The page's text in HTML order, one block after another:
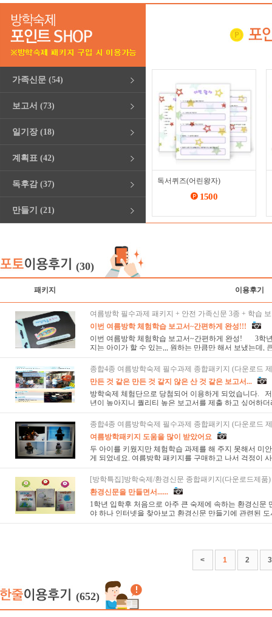
가족신문 (54)
보고서 (73)
일기장 (18)
계획표 (42)
독후감 (37)
만들기 (21)
독서퀴즈(어린왕자)
1500
(30)
패키지 이용후기
여름방학 필수과제 패키지 + 안전 가족신문 3종 + 학습
이번 여름방학 체험학습 보고서~간편하게 완성!!!
이번 여름방학 체험학습 보고서~간편하게 완성! 3학
지는 아이가 할 수 있는,,, 원하는 만큼만 해서 보냈는데,
종합4종 여름방학숙제 필수과제 종합패키지 (다운로드
만든 것 같은 만든 것 같지 않은 산 것 같은 보고서...
방학숙제 체험단으로 당첨되어 이용하게 되었습니다.
년이 높아지니 퀄리티 높은 보고서를 제출 하고 싶어하
종합4종 여름방학숙제 필수과제 종합패키지 (다운로드
여름방학패키지 도움을 많이 받았어요
두 아이를 키웠지만 체험학습 과제를 해 주지 못해서 미
게 되었네요. 여름방학 패키지를 구매하고 나서 걱정이
[방학특집]방학숙제/환경신문 종합패키지(다운로드제품)
환경신문을 만들면서......
1학년 입학후 처음으로 아주 큰 숙제에 속하는 환경신문
야 하나 인터넷을 찾아보고 환경신문 만들기에 관련된
< 1 2 3
(652)